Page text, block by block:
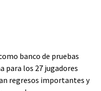
banco de pruebas
para los 27 jugadores
regresos importantes y